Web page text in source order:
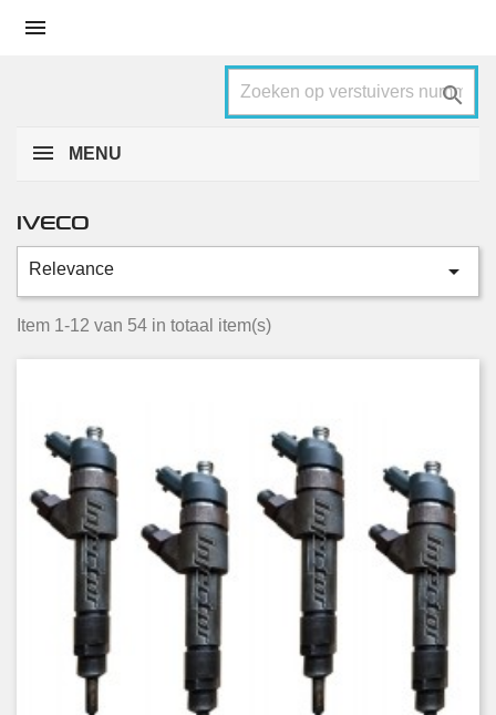


MENU
Daily
50
Nieuw 20
IVECO
Relevance 
Item 1-12 van 54 in totaal item(s)